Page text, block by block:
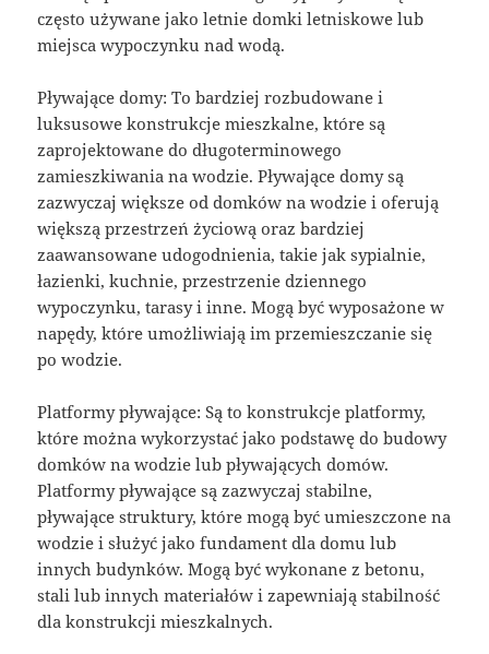
często używane jako letnie domki letniskowe lub
miejsca wypoczynku nad wodą.
Pływające domy: To bardziej rozbudowane i
luksusowe konstrukcje mieszkalne, które są
zaprojektowane do długoterminowego
zamieszkiwania na wodzie. Pływające domy są
zazwyczaj większe od domków na wodzie i oferują
większą przestrzeń życiową oraz bardziej
zaawansowane udogodnienia, takie jak sypialnie,
łazienki, kuchnie, przestrzenie dziennego
wypoczynku, tarasy i inne. Mogą być wyposażone w
napędy, które umożliwiają im przemieszczanie się
po wodzie.
Platformy pływające: Są to konstrukcje platformy,
które można wykorzystać jako podstawę do budowy
domków na wodzie lub pływających domów.
Platformy pływające są zazwyczaj stabilne,
pływające struktury, które mogą być umieszczone na
wodzie i służyć jako fundament dla domu lub
innych budynków. Mogą być wykonane z betonu,
stali lub innych materiałów i zapewniają stabilność
dla konstrukcji mieszkalnych.